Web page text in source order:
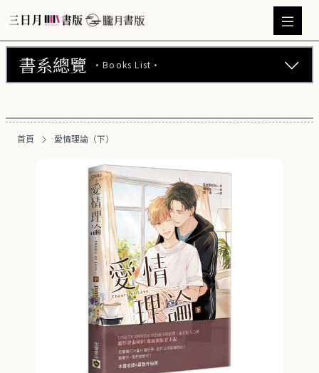
書系總覽 ·Books List·
朧月書版 (275)
周邊商品 (260)
首頁 愛情理論（下）